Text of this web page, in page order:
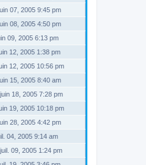
07, 2005 9:45 pm
08, 2005 4:50 pm
09, 2005 6:13 pm
12, 2005 1:38 pm
12, 2005 10:56 pm
15, 2005 8:40 am
18, 2005 7:28 pm
19, 2005 10:18 pm
28, 2005 4:42 pm
04, 2005 9:14 am
09, 2005 1:24 pm